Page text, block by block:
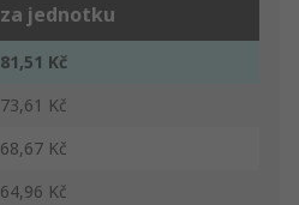
za jednotku
81,51 Kč
73,61 Kč
68,67 Kč
64,96 Kč